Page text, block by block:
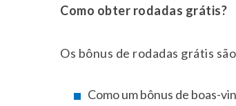
Como obter rodadas grátis?
Os bônus de rodadas grátis
Como um bônus de boas-